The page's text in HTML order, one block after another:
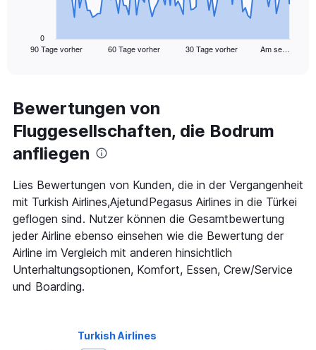
Range:
91
categories.
The
chart
1
Y
axis
displaying
values.
Range:
0
to
750.
90 Tage vorher 60 Tage vorher 30 Tage vorher Am se…
0
End
Bewertungen von
Fluggesellschaften, die Bodrum
anfliegen
Lies Bewertungen von Kunden, die in der Vergangenheit
mit Turkish Airlines,AjetundPegasus Airlines in die Türkei
geflogen sind. Nutzer können die Gesamtbewertung
jeder Airline ebenso einsehen wie die Bewertung der
Airline im Vergleich mit anderen hinsichtlich
Unterhaltungsoptionen, Komfort, Essen, Crew/Service
und Boarding.
Turkish Airlines